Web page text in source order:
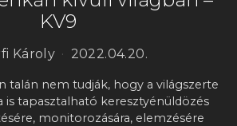
KV9
Károly 2022.04.20.
talán nem tudják, hogy a világszerte
is tapasztalható keresztyénüldözés
monitorozására, elemzésére